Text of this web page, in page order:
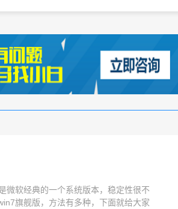
微软经典的一个系统版本，稳定性很不
旗舰版，方法有多种，下面就给大家